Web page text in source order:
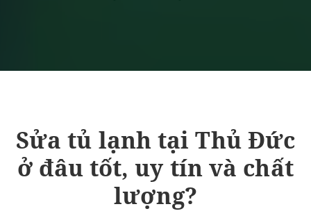
Sửa tủ lạnh tại Thủ Đức
ở đâu tốt, uy tín và chất
lượng?